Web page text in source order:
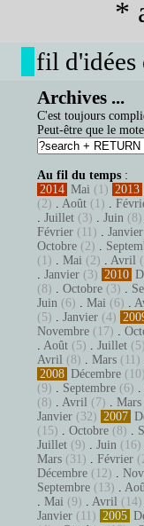
*
fil d'idées
Archives ...
C'est toujours
Peut-être que le
Au fil du temps :
2014 Mai (1) 2013
(2) . Août (1) .
. Juillet (3) . Juin (8)
Février (11) . Janvier
Octobre (2) .
(1) . Mai (2) . Avril
. Janvier (3) 2010
(8) . Octobre (3) .
Juin (6) . Mai (6) .
(5) . Janvier (4)
Novembre (17) .
. Août (5) . Juillet (5)
Avril (8) . Mars (11)
2008 Décembre (10)
(9) . Septembre (6) .
(8) . Avril (7) . Mars
Janvier (32) 2007
(15) . Octobre (8) .
Juillet (9) . Juin (16)
Mars (31) . Février
Décembre (12) .
Septembre (13) .
. Mai (9) . Avril (14)
Janvier (11) 2005